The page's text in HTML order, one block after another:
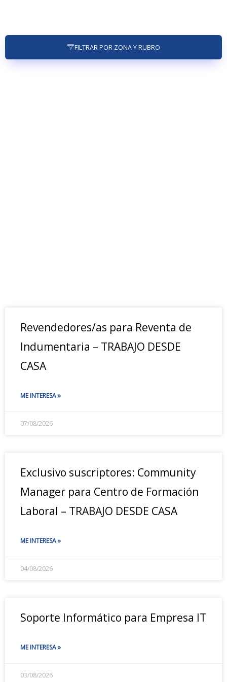
FILTRAR POR ZONA Y RUBRO
Revendedores/as para Reventa de
Indumentaria – TRABAJO DESDE
CASA
ME INTERESA »
07/08/2026
Exclusivo suscriptores: Community
Manager para Centro de Formación
Laboral – TRABAJO DESDE CASA
ME INTERESA »
04/08/2026
Soporte Informático para Empresa IT
ME INTERESA »
03/08/2026